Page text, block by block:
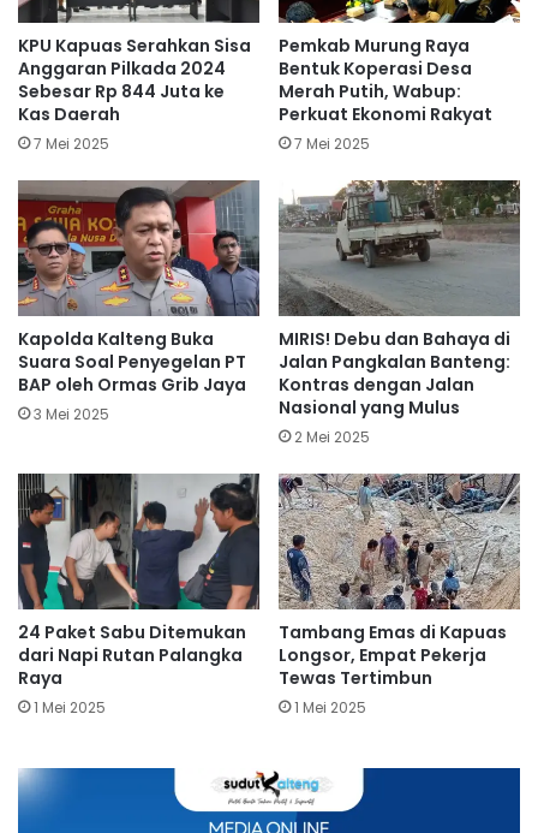
KPU Kapuas Serahkan Sisa
Anggaran Pilkada 2024
Sebesar Rp 844 Juta ke
Kas Daerah
7 Mei 2025
Pemkab Murung Raya
Bentuk Koperasi Desa
Merah Putih, Wabup:
Perkuat Ekonomi Rakyat
7 Mei 2025
Kapolda Kalteng Buka
Suara Soal Penyegelan PT
BAP oleh Ormas Grib Jaya
3 Mei 2025
MIRIS! Debu dan Bahaya di
Jalan Pangkalan Banteng:
Kontras dengan Jalan
Nasional yang Mulus
2 Mei 2025
24 Paket Sabu Ditemukan
dari Napi Rutan Palangka
Raya
1 Mei 2025
Tambang Emas di Kapuas
Longsor, Empat Pekerja
Tewas Tertimbun
1 Mei 2025